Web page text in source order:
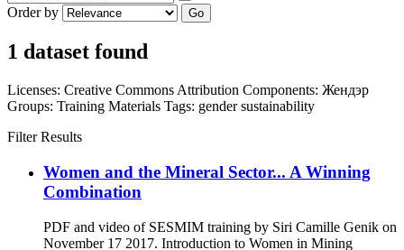
Order by Go
1 dataset found
Licenses: Creative Commons Attribution Components: Жендэр
Groups: Training Materials Tags: gendersustainability
Filter Results
Women and the Mineral Sector... A Winning
Combination
PDF and video of SESMIM training by Siri Camille Genik on
November 17 2017. Introduction to Women in Mining